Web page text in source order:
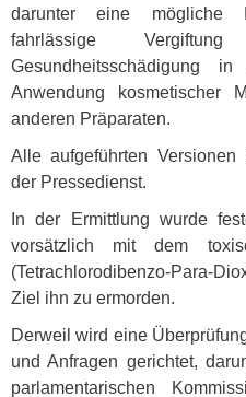
darunter eine mögliche
fahrlässige
Gesundheitsschädigung
Anwendung kosmetischer
anderen Präparaten.
Alle aufgeführten
der Pressedienst.
In der Ermittlung wurde
vorsätzlich mit dem
(Tetrachlorodibenzo-Para-
Ziel ihn zu ermorden.
Derweil wird eine
und Anfragen gerichtet,
parlamentarischen